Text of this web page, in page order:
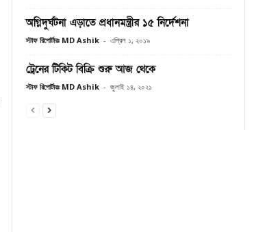
অগ্নিদুর্ঘটনা এড়াতে প্রধানমন্ত্রীর ১৫ নির্দেশনা
স্টাফ রিপোর্টারঃ MD Ashik - এপ্রিল ১, ২০১৯
ট্রেনের টিকিট বিক্রি শুরু আজ থেকে
স্টাফ রিপোর্টারঃ MD Ashik - জুলাই ১৪, ২০২১